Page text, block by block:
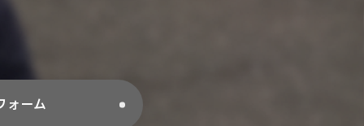
ォーム